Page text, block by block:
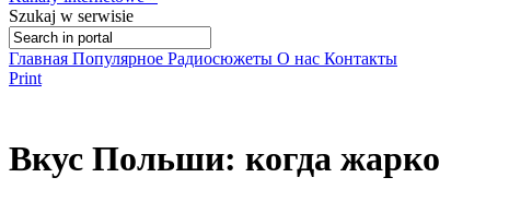
Szukaj w serwisie
Главная Популярное Радиосюжеты О нас Контакты
Print
Вкус Польши: когда жарко